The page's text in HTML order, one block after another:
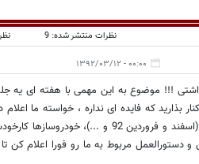
نظرات منتشر شده: 9
۰۰:۰۰ - ۱۳۹۲/۰۳/۱۲
!!! موضوع به این مهمی با هفته ای یه
بذارید که فایده ای نداره ، خواسته ما
قبل اسفند ماه با هر موعد تحویله(اسفند و
مربوط به ما رو فورا اعلام کن